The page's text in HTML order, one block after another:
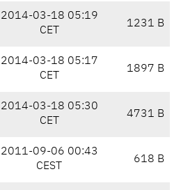
2014-03-18 05:19
CET
1231 B
2014-03-18 05:17
CET
1897 B
2014-03-18 05:30
CET
4731 B
2011-09-06 00:43
CEST
618 B